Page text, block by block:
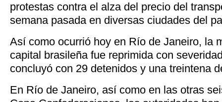
protestas contra el alza del precio del
semana pasada en diversas ciudades del
Así como ocurrió hoy en Río de Janeiro, la
capital brasileña fue reprimida con
concluyó con 29 detenidos y una treintena
En Río de Janeiro, así como en las otras